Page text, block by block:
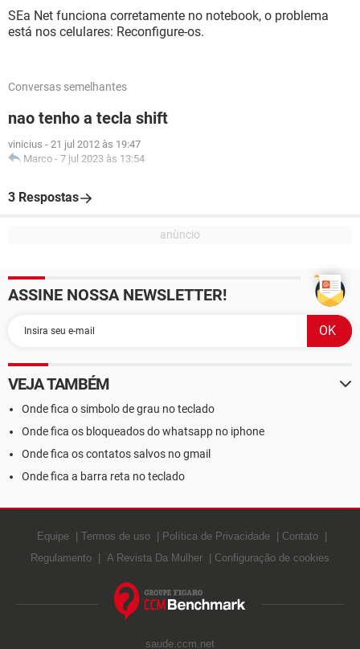
SEa Net funciona corretamente no notebook, o problema
está nos celulares: Reconfigure-os.
Conversas semelhantes
nao tenho a tecla shift
vinicius - 21 jul 2012 às 19:47
Marco - 7 jul 2023 às 13:54
3 Respostas
ASSINE NOSSA NEWSLETTER!
VEJA TAMBÉM
Onde fica o simbolo de grau no teclado
Onde fica os bloqueados do whatsapp no iphone
Onde fica os contatos salvos no gmail
Onde fica a barra reta no teclado
Equipe Termos de uso Política de Privacidade
Contato
Regulamento
A Revista Da Mulher Configuração de cookies
saude.ccm.net